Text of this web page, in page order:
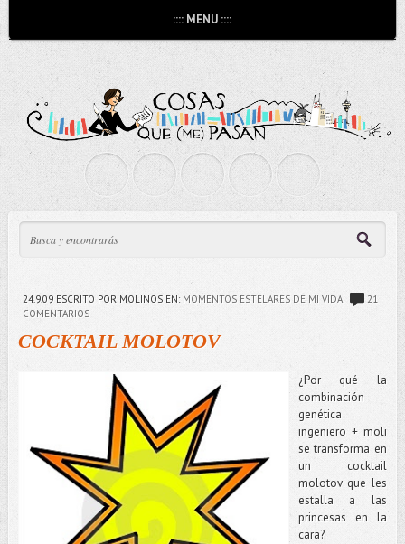
:::: MENU ::::
24.9.09ESCRITO POR MOLINOS EN: MOMENTOS ESTELARES DE MI VIDA
21
COMENTARIOS
COCKTAIL MOLOTOV
¿Por qué la
combinación
genética
ingeniero + moli
se transforma en
un cocktail
molotov que les
estalla a las
princesas en la
cara?